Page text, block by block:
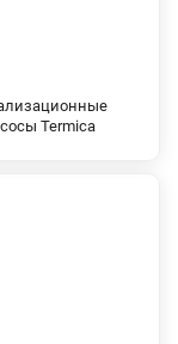
Termica